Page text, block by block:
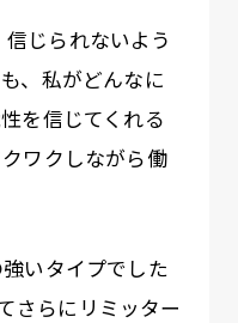
じられないよう
、私がどんなに
を信じてくれる
ワクしながら働
いタイプでした
さらにリミッター